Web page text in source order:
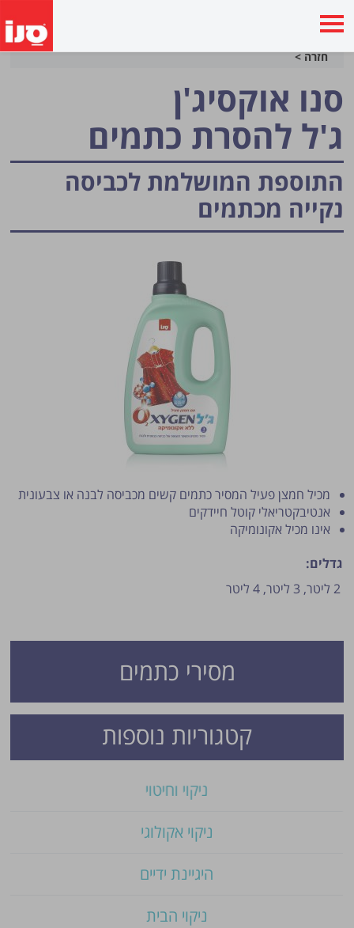
חזרה >
מסירי כתמים
סנו אוקסיג'ן
ג'ל להסרת כתמים
התוספת המושלמת לכביסה
נקייה מכתמים
מכיל חמצן פעיל המסיר כתמים קשים מכביסה לבנה או צבעונית
אנטיבקטריאלי קוטל חיידקים
אינו מכיל אקונומיקה
גדלים:
2 ליטר,
3 ליטר, 4 ליטר
קטגוריות נוספות
ניקוי וחיטוי
ניקוי אקולוגי
היגיינת ידיים
ניקוי הבית
פרסום הטיפ מותנה לשיקול מנהל האתר.